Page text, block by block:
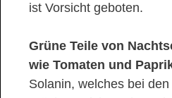
ist Vorsicht geboten.
Grüne Teile von
wie Tomaten und
Solanin, welches bei